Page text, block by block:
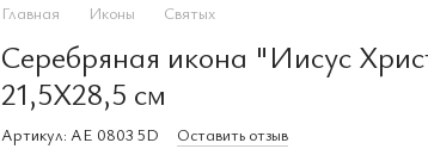
Главная Иконы Святых
Серебряная икона "Иисус
21,5X28,5 см
Артикул: AE 0803 5D Оставить отзыв